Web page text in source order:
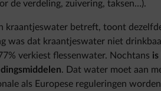
de verdeling, zuivering, taksen…).
kraantjeswater betreft, toont
was dat kraantjeswater niet
verkiest flessenwater. Nochtans
. Dat water moet aan
als Europese reguleringen